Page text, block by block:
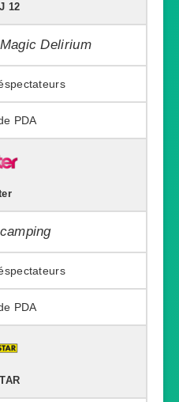
12
Delirium